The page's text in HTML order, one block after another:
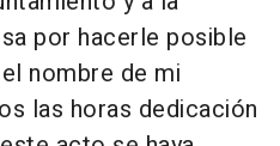
por hacerle posible
nombre de mi
las horas dedicación